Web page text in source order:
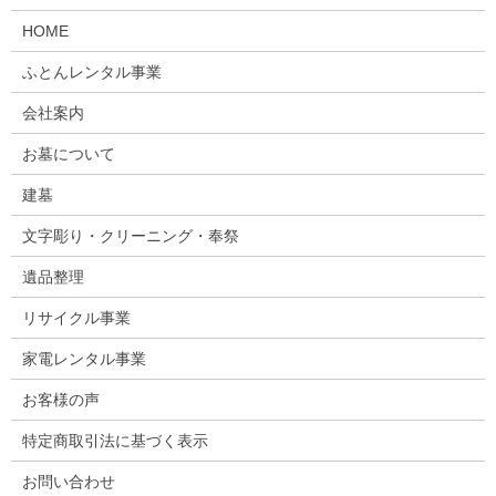
HOME
ふとんレンタル事業
会社案内
お墓について
建墓
文字彫り・クリーニング・奉祭
遺品整理
リサイクル事業
家電レンタル事業
お客様の声
特定商取引法に基づく表示
お問い合わせ